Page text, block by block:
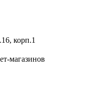
корп.1
магазинов